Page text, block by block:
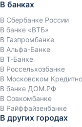
В банках
В Сбербанке России
В банке «ВТБ»
В Газпромбанке
В Альфа-Банке
В Т-Банке
В Россельхозбанке
В Московском
В банке ДОМ.РФ
В Совкомбанке
В Райффайзенбанке
В других городах